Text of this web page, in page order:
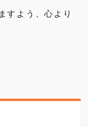
すよう、心より